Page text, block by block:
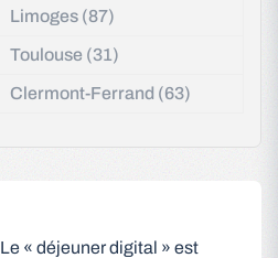
Limoges (87)
Toulouse (31)
Clermont-Ferrand (63)
Le « déjeuner digital » est